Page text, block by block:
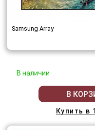
Samsung Array
В наличии
В
Купить в